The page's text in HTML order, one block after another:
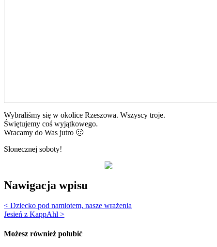
Wybraliśmy się w okolice Rzeszowa. Wszyscy troje.
Świętujemy coś wyjątkowego.
Wracamy do Was jutro 🙂
Słonecznej soboty!
Nawigacja wpisu
< Dziecko pod namiotem, nasze wrażenia
Jesień z KappAhl >
Możesz również polubić